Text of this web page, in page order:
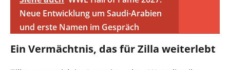
Neue Entwicklung um Saudi-Arabien
und erste Namen im Gespräch
Ein Vermächtnis, das für Zilla weiterlebt